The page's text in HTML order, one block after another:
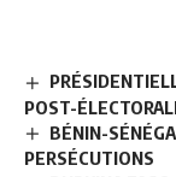
POST-
BÉNIN-
PERSÉCUTIONS